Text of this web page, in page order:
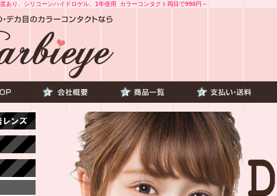
り、シリコーンハイドロゲル、1年使用 カラーコンタクト両目で990円～